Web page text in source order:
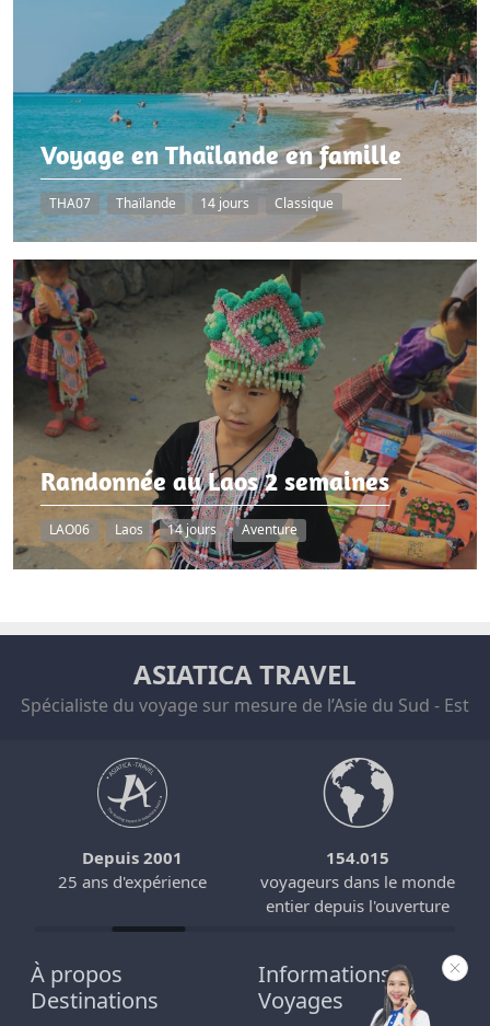
Voyage en Thaïlande en famille
THA07 Thaïlande 14 jours Classique
Randonnée au Laos 2 semaines
LAO06 Laos 14 jours Aventure
ASIATICA TRAVEL
Spécialiste du voyage sur mesure de l’Asie du Sud - Est
Depuis 2001
25 ans d'expérience
154.015
voyageurs dans le monde
entier depuis l'ouverture
À propos
Informations
Destinations
Voyages